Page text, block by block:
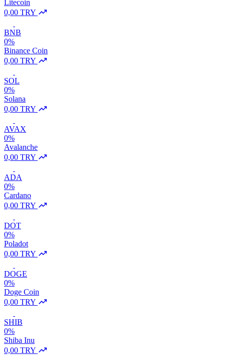
Litecoin
0,00 TRY
BNB
0%
Binance Coin
0,00 TRY
SOL
0%
Solana
0,00 TRY
AVAX
0%
Avalanche
0,00 TRY
ADA
0%
Cardano
0,00 TRY
DOT
0%
Poladot
0,00 TRY
DOGE
0%
Doge Coin
0,00 TRY
SHIB
0%
Shiba Inu
0,00 TRY